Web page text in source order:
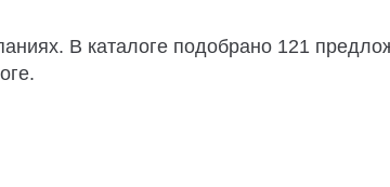
В каталоге подобрано 121